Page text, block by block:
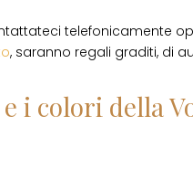
telefonicamente
, saranno regali graditi, di
i colori della